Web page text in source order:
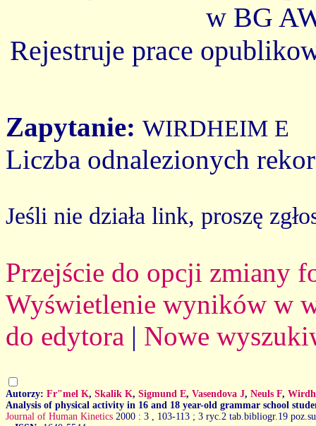
w BG
Rejestruje prace
Zapytanie: WIRDHEIM E
Liczba odnalezionych
Jeśli nie działa link, proszę
Przejście do opcji zmiany
Wyświetlenie wyników w
do edytora | Nowe
Autorzy: Fr"mel K, Skalik K, Sigmund E, Vasendova J, Neuls F,
Analysis of physical activity in 16 and 18 year-old grammar school
Journal of Human Kinetics 2000 : 3
, 103-113 ; 3 ryc.2 tab.bibliogr.19